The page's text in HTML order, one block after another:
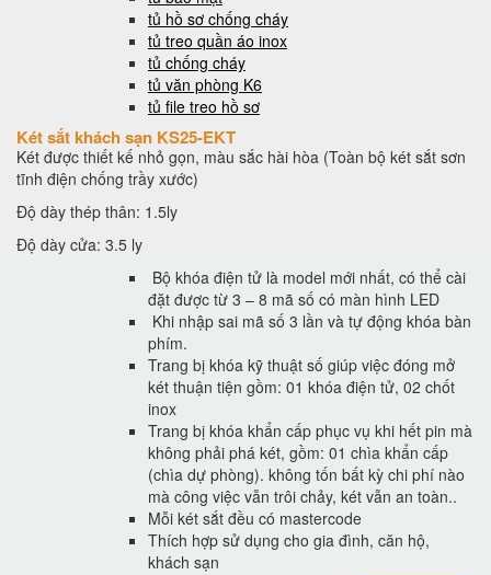
tủ hồ sơ chống cháy
tủ treo quần áo inox
tủ chống cháy
tủ văn phòng K6
tủ file treo hồ sơ
Két sắt khách sạn KS25-EKT
Két được thiết kế nhỏ gọn, màu sắc hài hòa (Toàn bộ két sắt sơn
tĩnh điện chống trầy xước)
Độ dày thép thân: 1.5ly
Độ dày cửa: 3.5 ly
Bộ khóa điện tử là model mới nhất, có thể cài
đặt được từ 3 – 8 mã số có màn hình LED
Khi nhập sai mã số 3 lần và tự động khóa bàn
phím.
Trang bị khóa kỹ thuật số giúp việc đóng mở
két thuận tiện gồm: 01 khóa điện tử, 02 chốt
inox
Trang bị khóa khẩn cấp phục vụ khi hết pin mà
không phải phá két, gồm: 01 chìa khẩn cấp
(chìa dự phòng). không tốn bất kỳ chi phí nào
mà công việc vẫn trôi chảy, két vẫn an toàn..
Mỗi két sắt đều có mastercode
Thích hợp sử dụng cho gia đình, căn hộ,
khách sạn